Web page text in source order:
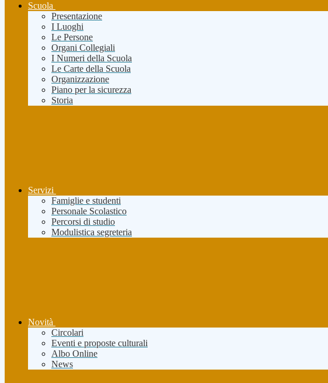
Scuola
Presentazione
I Luoghi
Le Persone
Organi Collegiali
I Numeri della Scuola
Le Carte della Scuola
Organizzazione
Piano per la sicurezza
Storia
Servizi
Famiglie e studenti
Personale Scolastico
Percorsi di studio
Modulistica segreteria
Novità
Circolari
Eventi e proposte culturali
Albo Online
News